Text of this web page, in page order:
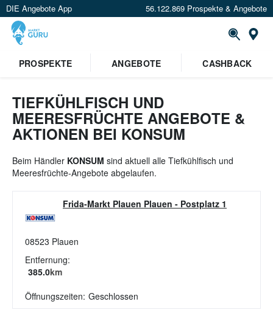
DIE Angebote App 56.122.869 Prospekte & Angebote
Standort festlegen
PROSPEKTE ANGEBOTE CASHBACK
TIEFKÜHLFISCH UND
MEERESFRÜCHTE ANGEBOTE &
AKTIONEN BEI KONSUM
Beim Händler KONSUM sind aktuell alle Tiefkühlfisch und
Meeresfrüchte-Angebote abgelaufen.
Frida-Markt Plauen Plauen - Postplatz 1
08523 Plauen
Entfernung:
385.0km
Öffnungszeiten: Geschlossen